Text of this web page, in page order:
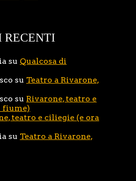
RECENTI
su Qualcosa di
su Teatro a Rivarone,
su Rivarone, teatro e
fiume)
teatro e ciliegie (e ora
su Teatro a Rivarone,